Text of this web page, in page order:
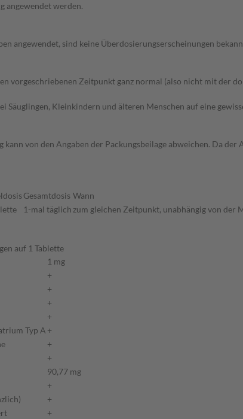
angewendet werden.
angewendet, sind keine Überdosierungserscheinungen
vorgeschriebenen Zeitpunkt ganz normal (also nicht mit der
Säuglingen, Kleinkindern und älteren Menschen auf eine
von den Angaben der Packungsbeilage abweichen. Da
Gesamtdosis Wann
1-mal täglich zum gleichen Zeitpunkt, unabhängig von der
auf 1 Tablette
1 mg
+
+
+
+
Typ A +
+
+
90,77 mg
+
+
+